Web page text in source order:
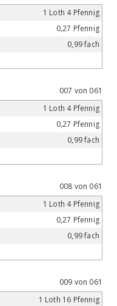
1 Loth 4 Pfennig
0,27 Pfennig
0,99 fach
007 von 061
1 Loth 4 Pfennig
0,27 Pfennig
0,99 fach
008 von 061
1 Loth 4 Pfennig
0,27 Pfennig
0,99 fach
009 von 061
1 Loth 16 Pfennig